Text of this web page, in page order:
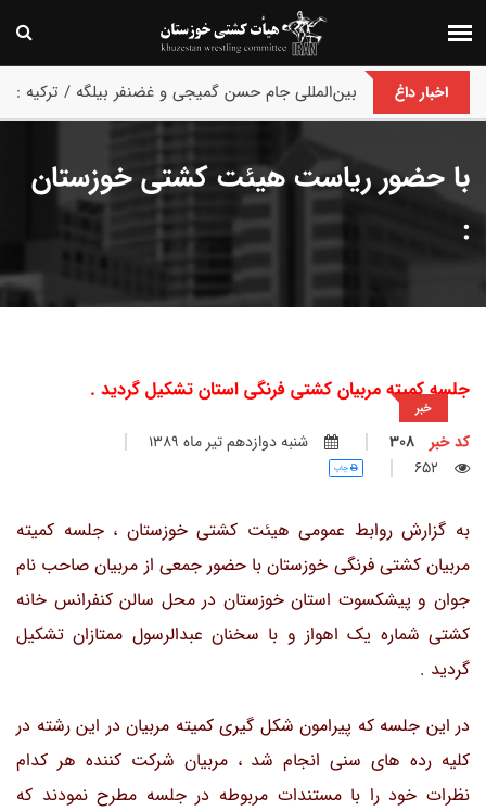
اخبار داغ
پایان رقابت های بین‌المللی جام حسن گمیجی و غضنفر بیلگه / ترکیه :
با حضور ریاست هیئت کشتی خوزستان
:
خبر
جلسه کمیته مربیان کشتی فرنگی استان تشکیل گردید .
کد خبر
شنبه دوازدهم تير ماه 1389
652
چاپ
به گزارش روابط عمومی هیئت کشتی خوزستان ، جلسه کمیته
مربیان کشتی فرنگی خوزستان با حضور جمعی از مربیان صاحب نام
جوان و پیشکسوت استان خوزستان در محل سالن کنفرانس خانه
کشتی شماره یک اهواز و با سخنان عبدالرسول ممتازان تشکیل
گردید .
در این جلسه که پیرامون شکل گیری کمیته مربیان در این رشته در
کلیه رده های سنی انجام شد ، مربیان شرکت کننده هر کدام
نظرات خود را با مستندات مربوطه در جلسه مطرح نمودند که